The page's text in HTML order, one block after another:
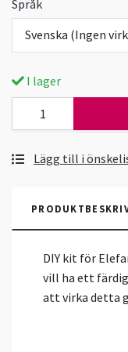
Språk
Svenska (Ingen
I lager
Lägg till i
DIY kit för
vill ha ett
att virka detta